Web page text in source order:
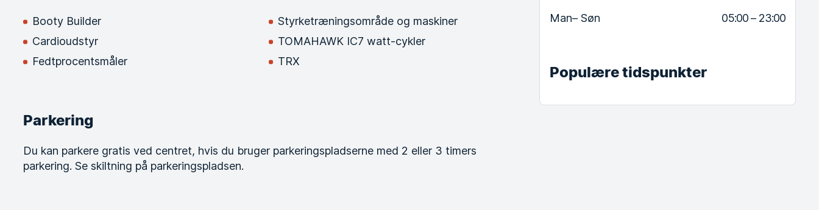
Man– Søn 05:00 – 23:00
Populære tidspunkter
Booty Builder
Cardioudstyr
Fedtprocentsmåler
Styrketræningsområde og maskiner
TOMAHAWK IC7 watt-cykler
TRX
Parkering
Du kan parkere gratis ved centret, hvis du bruger parkeringspladserne med 2 eller 3 timers
parkering. Se skiltning på parkeringspladsen.